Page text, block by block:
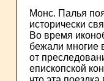
Монс. Палья
исторически
Во время
бежали многие
от
епископской